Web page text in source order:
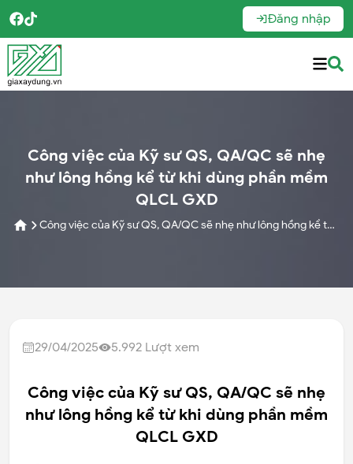
Đăng nhập
Công việc của Kỹ sư QS, QA/QC sẽ nhẹ
như lông hồng kể từ khi dùng phần mềm
QLCL GXD
Công việc của Kỹ sư QS, QA/QC sẽ nhẹ như lông hồng kể từ
29/04/2025 5.992 Lượt xem
Công việc của Kỹ sư QS, QA/QC sẽ nhẹ
như lông hồng kể từ khi dùng phần mềm
QLCL GXD